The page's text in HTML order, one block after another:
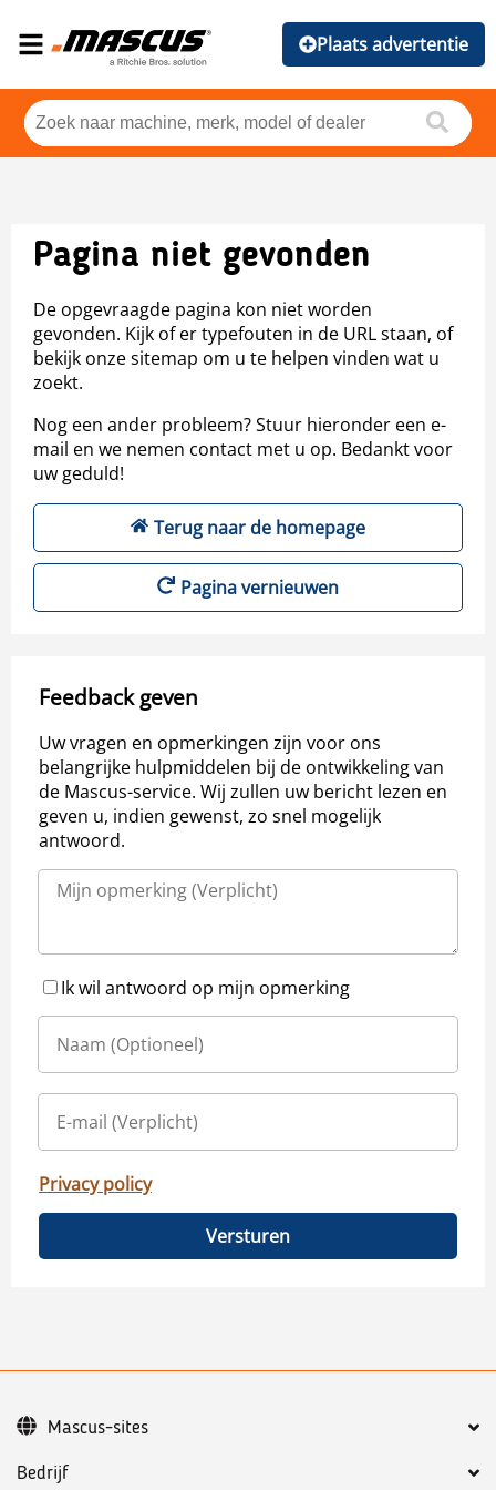
Plaats advertentie
Pagina niet gevonden
De opgevraagde pagina kon niet worden
gevonden. Kijk of er typefouten in de URL staan, of
bekijk onze sitemap om u te helpen vinden wat u
zoekt.
Nog een ander probleem? Stuur hieronder een e-
mail en we nemen contact met u op. Bedankt voor
uw geduld!
Terug naar de homepage
Pagina vernieuwen
Feedback geven
Uw vragen en opmerkingen zijn voor ons
belangrijke hulpmiddelen bij de ontwikkeling van
de Mascus-service. Wij zullen uw bericht lezen en
geven u, indien gewenst, zo snel mogelijk
antwoord.
Ik wil antwoord op mijn opmerking
Privacy policy
Versturen
Bedrijf
Mascus-sites